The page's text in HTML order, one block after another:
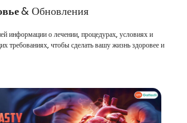
& Обновления
информации о лечении, процедурах, условиях и
требованиях, чтобы сделать вашу жизнь здоровее и